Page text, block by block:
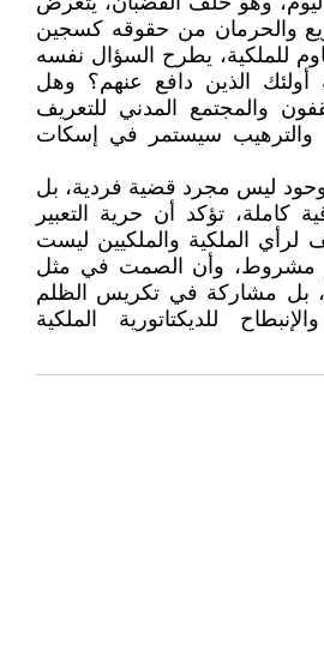
والحرمان من حقوقه كسجين
للملكية، يطرح السؤال نفسه
الذين دافع عنهم؟ وهل
والمجتمع المدني للتعريف
والترهيب سيستمر في إسكات
ليس مجرد قضية فردية، بل
كاملة، تؤكد أن حرية التعبير
لرأي الملكية والملكيين ليست
مشروط، وأن الصمت في مثل
بل مشاركة في تكريس الظلم
للديكتاتورية الملكية